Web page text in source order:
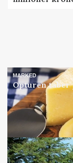
MARKED
Opturen taber